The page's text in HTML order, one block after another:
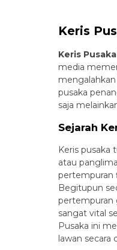
Keris
Keris
media
pusaka
saja
Sejarah
Keris pusaka
atau
pertempuran
Begitupun
pertempuran
sangat vital
Pusaka ini
lawan secara